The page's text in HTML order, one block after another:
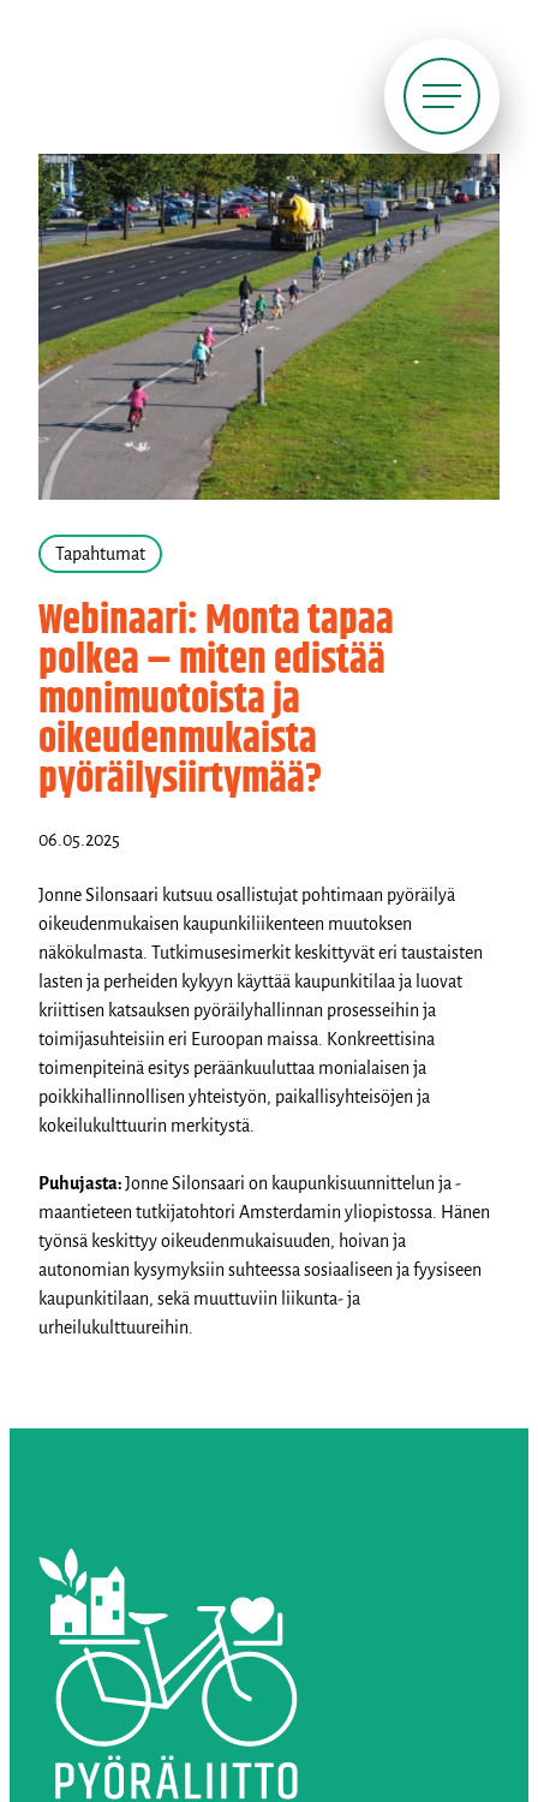
Tapahtumat
Webinaari: Monta tapaa
polkea – miten edistää
monimuotoista ja
oikeudenmukaista
pyöräilysiirtymää?
06.05.2025
Jonne Silonsaari kutsuu osallistujat pohtimaan pyöräilyä
oikeudenmukaisen kaupunkiliikenteen muutoksen
näkökulmasta. Tutkimusesimerkit keskittyvät eri taustaisten
lasten ja perheiden kykyyn käyttää kaupunkitilaa ja luovat
kriittisen katsauksen pyöräilyhallinnan prosesseihin ja
toimijasuhteisiin eri Euroopan maissa. Konkreettisina
toimenpiteinä esitys peräänkuuluttaa monialaisen ja
poikkihallinnollisen yhteistyön, paikallisyhteisöjen ja
kokeilukulttuurin merkitystä.
Puhujasta:Jonne Silonsaari on kaupunkisuunnittelun ja -
maantieteen tutkijatohtori Amsterdamin yliopistossa. Hänen
työnsä keskittyy oikeudenmukaisuuden, hoivan ja
autonomian kysymyksiin suhteessa sosiaaliseen ja fyysiseen
kaupunkitilaan, sekä muuttuviin liikunta- ja
urheilukulttuureihin.